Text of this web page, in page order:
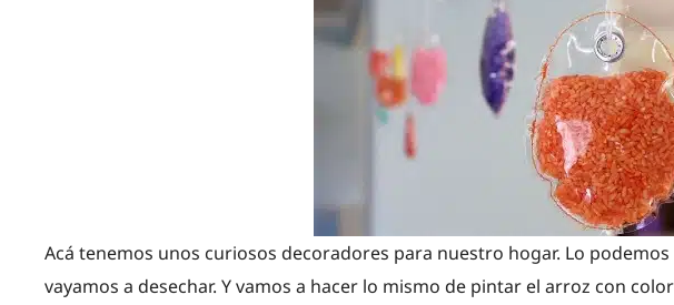
Acá tenemos unos curiosos decoradores para nuestro hogar. Lo
vayamos a desechar. Y vamos a hacer lo mismo de pintar el arroz con